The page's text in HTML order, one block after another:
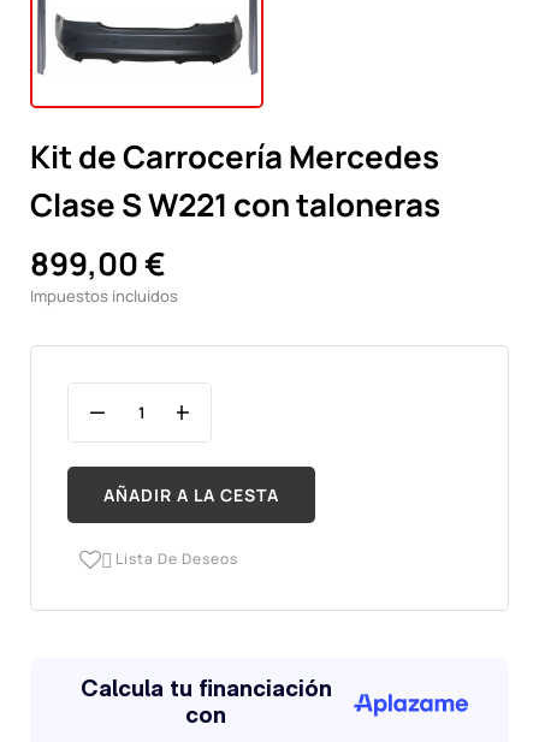
Kit de Carrocería Mercedes
Clase S W221 con taloneras
899,00 €
Impuestos incluidos
AÑADIR A LA CESTA
 Lista De Deseos